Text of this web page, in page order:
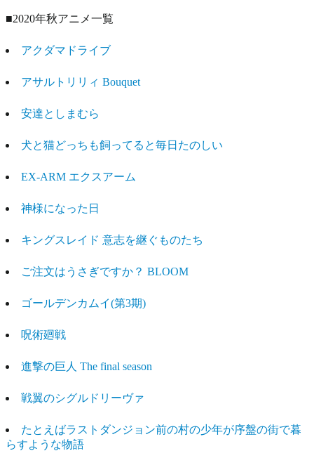
■2020年秋アニメ一覧
アクダマドライブ
アサルトリリィ Bouquet
安達としまむら
犬と猫どっちも飼ってると毎日たのしい
EX-ARM エクスアーム
神様になった日
キングスレイド 意志を継ぐものたち
ご注文はうさぎですか？ BLOOM
ゴールデンカムイ(第3期)
呪術廻戦
進撃の巨人 The final season
戦翼のシグルドリーヴァ
たとえばラストダンジョン前の村の少年が序盤の街で暮
らすような物語